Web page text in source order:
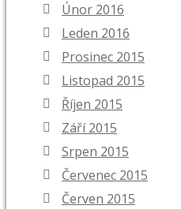
Únor 2016
Leden 2016
Prosinec 2015
Listopad 2015
Říjen 2015
Září 2015
Srpen 2015
Červenec 2015
Červen 2015